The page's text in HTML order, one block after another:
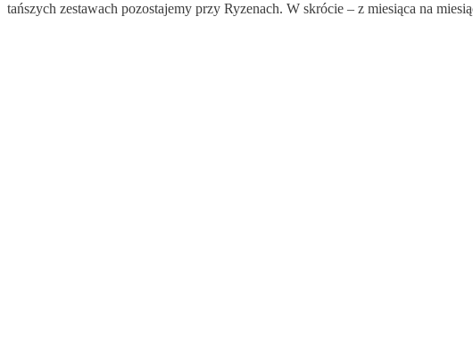
tańszych zestawach pozostajemy przy Ryzenach. W skrócie – z miesiąca na